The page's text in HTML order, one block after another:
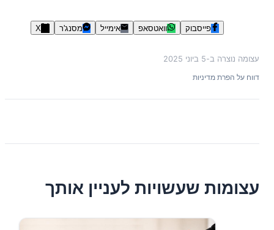
פייסבוק וואטסאפ אימייל מסנג'ר X
עצומה נוצרה ב-5 ביוני 2025
דווח על הפרת מדיניות
עצומות שעשויות לעניין אותך